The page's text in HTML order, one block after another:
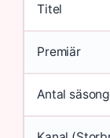
Titel
Premiär
Antal